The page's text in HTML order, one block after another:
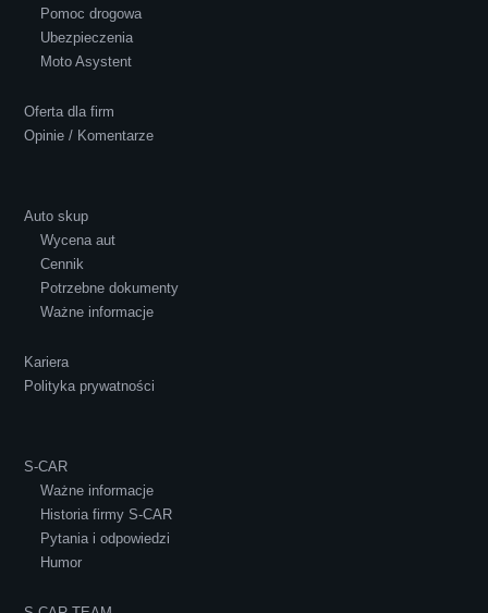
Polecam S-Car.pl, szybka i bardzo miła
Pomoc drogowa
Ubezpieczenia
Moto Asystent
Oferta dla firm
Opinie / Komentarze
Auto skup
Wycena aut
Cennik
Potrzebne dokumenty
Ważne informacje
Kariera
Polityka prywatności
S-CAR
Ważne informacje
Historia firmy S-CAR
Pytania i odpowiedzi
Humor